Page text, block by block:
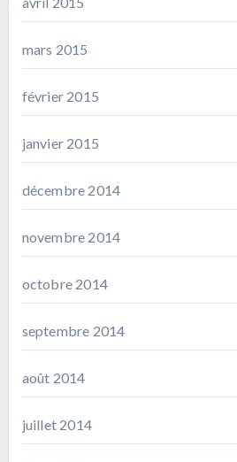
mars 2015
février 2015
janvier 2015
décembre 2014
novembre 2014
octobre 2014
septembre 2014
août 2014
juillet 2014